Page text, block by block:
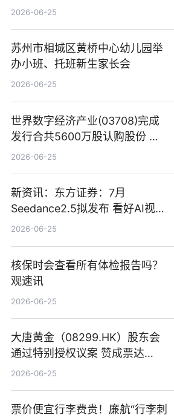
C料价格微幅下跌
2026-06-25
苏州市相城区黄桥中心幼儿园举
办小班、托班新生家长会
2026-06-25
世界数字经济产业(03708)完成
发行合共5600万股认购股份 净
筹约1007万港元 独家焦点
2026-06-25
新资讯：东方证券：7月
Seedance2.5拟发布 看好AI视频
创作工作流进一步提效
2026-06-25
核保时会查看所有体检报告吗？
观速讯
2026-06-25
大唐黄金（08299.HK）股东会
通过特别授权议案 赞成票达
100%_新动态
2026-06-25
票价便宜行李费贵！廉航“行李刺